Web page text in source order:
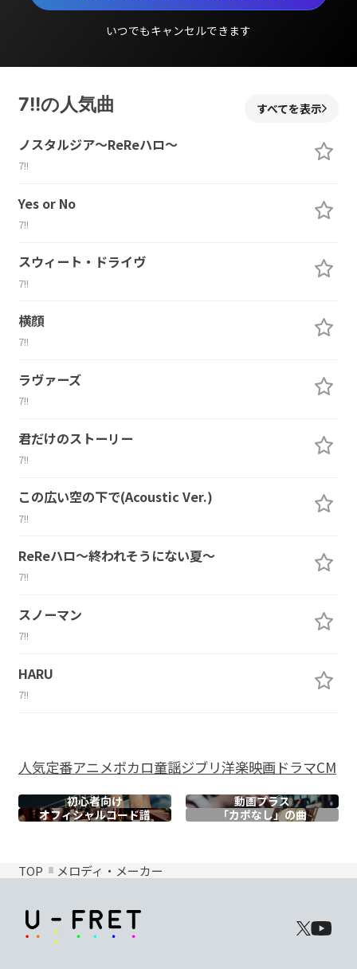
いつでもキャンセルできます
7!!の人気曲 すべてを表示
ノスタルジア～ReReハロ～
7!!
Yes or No
7!!
スウィート・ドライヴ
7!!
横顔
7!!
ラヴァーズ
7!!
君だけのストーリー
7!!
この広い空の下で(Acoustic Ver.)
7!!
ReReハロ～終われそうにない夏～
7!!
スノーマン
7!!
HARU
7!!
人気定番アニメボカロ童謡ジブリ洋楽映画ドラマCM
初心者向け
動画プラス
オフィシャルコード譜 「カポなし」の曲
TOP メロディ・メーカー